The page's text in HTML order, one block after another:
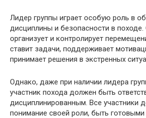
Лидер группы играет особую роль в
дисциплины и безопасности в походе.
организует и контролирует
ставит задачи, поддерживает
принимает решения в экстренных
Однако, даже при наличии лидера
участник похода должен быть
дисциплинированным. Все участники
понимание своей роли, быть